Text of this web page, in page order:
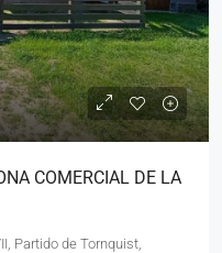
COMERCIAL DE LA
Partido de Tornquist,